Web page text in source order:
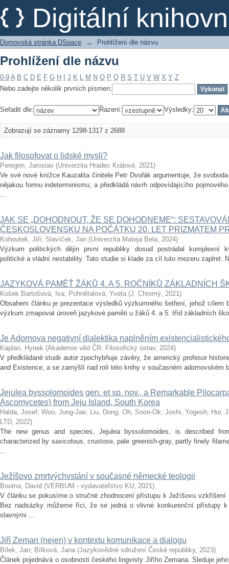
Digitální
Prohlížení dle názvu
Domovská stránka DSpace → Prohlížení dle názvu
Prohlížení dle názvu
0-9 A B C D E F G H J K L M N O P Q R S T U V W X Y Z
Nebo zadejte několik prvních písmen:
Seřadit dle: Řazení: Výsledky:
Zobrazují se záznamy 1298-1317 z 2688
Jak filosofovat o lidské mysli?
Peregrin, Jaroslav (Univerzita Hradec Králové, 2021)
Ve své nové knížce Kauzalita činitele Petr Dvořák argumentuje, že
nějakou formu indeterminismu; a předkládá návrh odpovídajícího
...
JAK SE „DOHODNOUT, ŽE SE DOHODNEME“:
ČESKOSLOVENSKU NA POČÁTKU 20. LET PRIZMATEM
Kohoutek, Jiří; Slavíček, Jan (Univerzita Mateja Bela, 2024)
Výzkum politických dějin první republiky dosud postrádal komplexní
politické a vládní nestability. Tato studie si klade za cíl tuto mezeru zaplnit.
JAZYKOVÁ PAMĚŤ ŽÁKŮ 4. A 5. ROČNÍKŮ ZÁKLADNÍCH
Košek Bartošová, Iva; Pohnětalová, Yveta (J. Chromý, 2021)
Obsahem článku je prezentace výsledků výzkumného šetření, jehož cílem
výzkum zmapovat úroveň jazykové paměti u žáků 4. a 5. tříd základních
Je Adornova negativní dialektika naplněním
Kaplan, Hynek (Akademie věd ČR. Filosofický ústav, 2024)
V předkládané studii autor zpochybňuje závěry, že americký profesor
and Existence, a se zamýšlí nad rolí této knihy v současném adornovském
Jejulea byssolomoides gen. et sp. nov., a Remarkable
Ascomycetes) from Jeju Island, South Korea
Halda, Josef; Woo, Jung-Jae; Liu, Dong; Oh, Soon-Ok; Joshi, Yogesh; Hur,
LTD, 2022)
The new genus and species, Jejulea byssolomoides, is described
characterized by saxicolous, crustose, pale greenish-gray, partly finely
...
Ježíšovo zmrtvýchvstání v současné německé teologii
Bouma, David (VERBUM - vydavateľstvo KU, 2021)
V článku se pokusíme o stručné zhodnocení přístupu k Ježíšovu
Bez nadsázky můžeme říci, že se jedná o vlivné konkurenční přístupy k
slavnými ...
Jiří Zeman (nejen) v kontextu komunikace a dialogu
Bílek, Jan; Bílková, Jana (Jazykovědné sdružení České republiky, 2023)
Článek pojednává o osobnosti českého lingvisty Jiřího Zemana. Sleduje